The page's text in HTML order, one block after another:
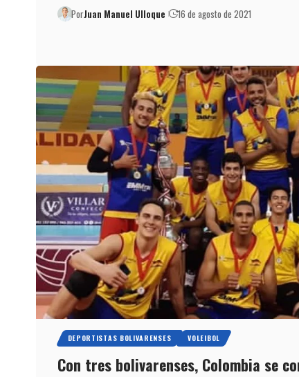
PorJuan Manuel Ulloque 16 de agosto de 2021
DEPORTISTAS BOLIVARENSES VOLEIBOL
Con tres bolivarenses, Colombia se